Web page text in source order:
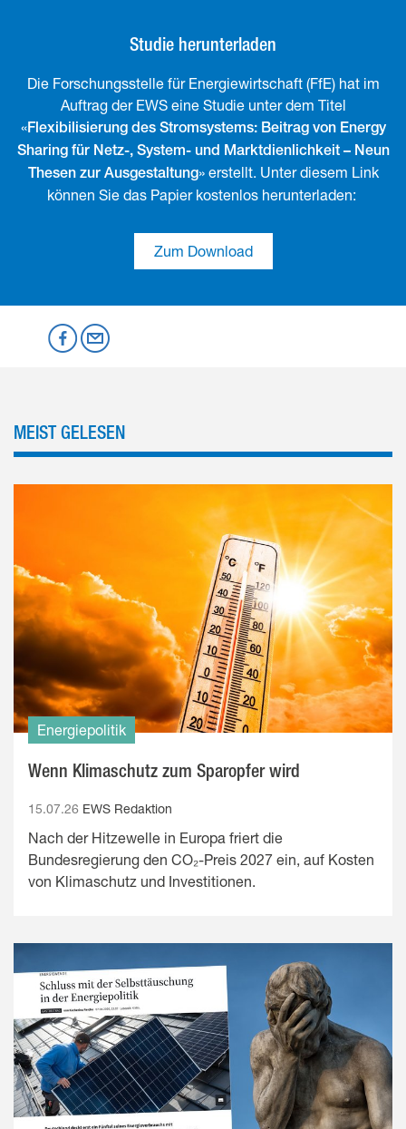
Studie herunterladen
Die Forschungsstelle für Energiewirtschaft (FfE) hat im
Auftrag der EWS eine Studie unter dem Titel
«Flexibilisierung des Stromsystems: Beitrag von Energy
Sharing für Netz-, System- und Marktdienlichkeit – Neun
Thesen zur Ausgestaltung» erstellt. Unter diesem Link
können Sie das Papier kostenlos herunterladen:
Zum Download
Mastodon
Facebook
per Email
MEIST GELESEN
Energiepolitik
Wenn Klimaschutz zum Sparopfer wird
15.07.26 EWS Redaktion
Nach der Hitzewelle in Europa friert die
Bundesregierung den CO₂-Preis 2027 ein, auf Kosten
von Klimaschutz und Investitionen.